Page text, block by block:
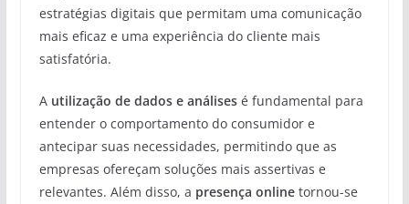
estratégias digitais que permitam uma comunicação
mais eficaz e uma experiência do cliente mais
satisfatória.
A utilização de dados e análisesé fundamental para
entender o comportamento do consumidor e
antecipar suas necessidades, permitindo que as
empresas ofereçam soluções mais assertivas e
relevantes. Além disso, a presença onlinetornou-se